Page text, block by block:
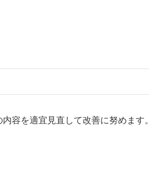
容を適宜見直して改善に努めます。